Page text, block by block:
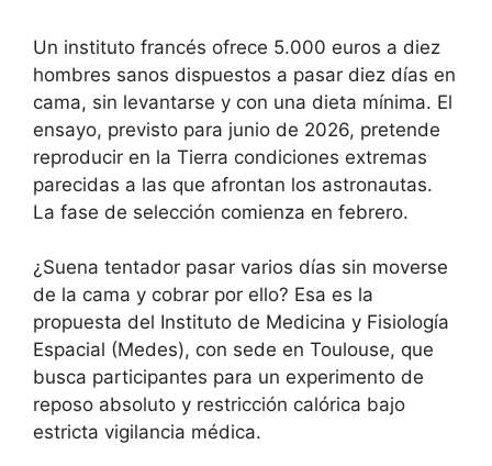
Un instituto francés ofrece 5.000 euros a diez
hombres sanos dispuestos a pasar diez días en
cama, sin levantarse y con una dieta mínima. El
ensayo, previsto para junio de 2026, pretende
reproducir en la Tierra condiciones extremas
parecidas a las que afrontan los astronautas.
La fase de selección comienza en febrero.
¿Suena tentador pasar varios días sin moverse
de la cama y cobrar por ello? Esa es la
propuesta del Instituto de Medicina y Fisiología
Espacial (Medes), con sede en Toulouse, que
busca participantes para un experimento de
reposo absoluto y restricción calórica bajo
estricta vigilancia médica.